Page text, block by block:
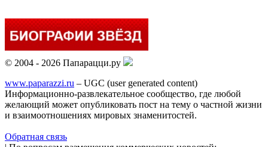
© 2004 - 2026 Папарацци.ру
www.paparazzi.ru – UGC (user generated content)
Информационно-развлекательное сообщество, где любой
желающий может опубликовать пост на тему о частной жизни
и взаимоотношениях мировых знаменитостей.
Обратная связь